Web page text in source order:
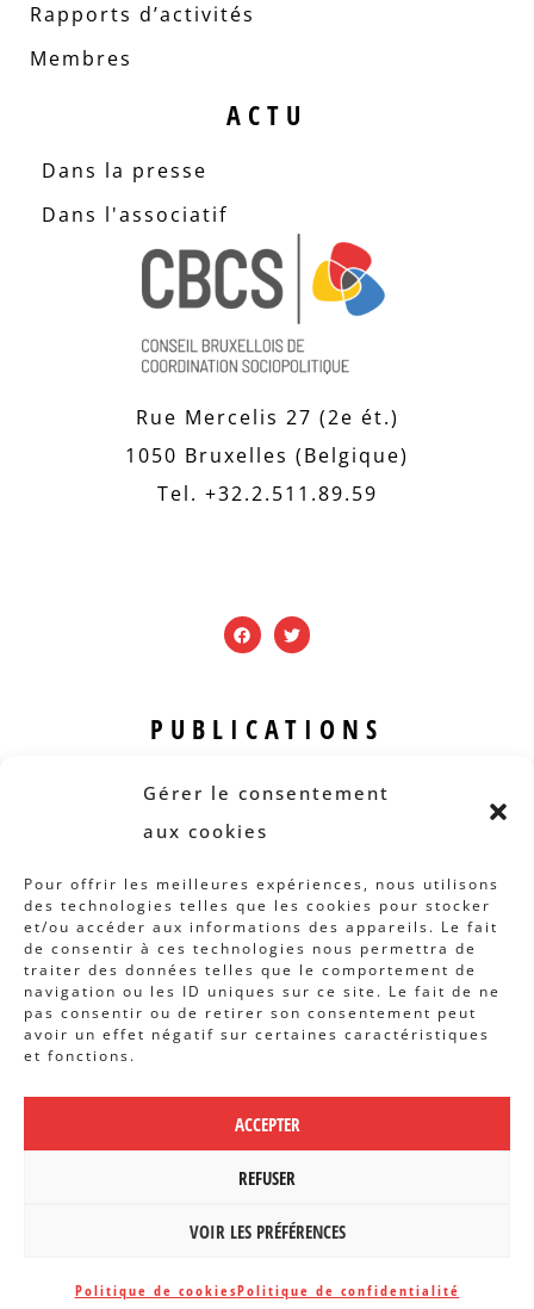
Gérer le consentement
aux cookies
Pour offrir les meilleures expériences, nous utilisons
des technologies telles que les cookies pour stocker
et/ou accéder aux informations des appareils. Le fait
de consentir à ces technologies nous permettra de
traiter des données telles que le comportement de
navigation ou les ID uniques sur ce site. Le fait de ne
pas consentir ou de retirer son consentement peut
avoir un effet négatif sur certaines caractéristiques
et fonctions.
ACCEPTER
REFUSER
VOIR LES PRÉFÉRENCES
Politique de cookiesPolitique de confidentialité
Rapports d’activités
Membres
ACTU
Dans la presse
Dans l'associatif
Rue Mercelis 27 (2e ét.)
1050 Bruxelles (Belgique)
Tel. +32.2.511.89.59
PUBLICATIONS
Revue B.I.S.
Rapports et analyses
Articles
AUTRES INFOS
Actions
Concertation
Archives
POLITIQUE DE CONFIDENTIALITÉ|
CBCS ASBL | WEBDESIGN PAR
BANLIEUES ASBL